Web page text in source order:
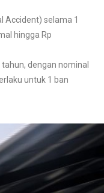
Accident) selama 1
hingga Rp
dengan nominal
untuk 1 ban